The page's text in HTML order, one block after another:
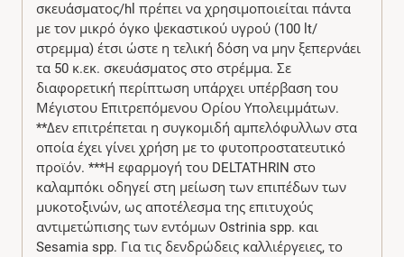
σκευάσματος/hl πρέπει να χρησιμοποιείται πάντα
με τον μικρό όγκο ψεκαστικού υγρού (100 lt/
στρεμμα) έτσι ώστε η τελική δόση να μην ξεπερνάει
τα 50 κ.εκ. σκευάσματος στο στρέμμα. Σε
διαφορετική περίπτωση υπάρχει υπέρβαση του
Μέγιστου Επιτρεπόμενου Ορίου Υπολειμμάτων.
**Δεν επιτρέπεται η συγκομιδή αμπελόφυλλων στα
οποία έχει γίνει χρήση με το φυτοπροστατευτικό
προϊόν. ***Η εφαρμογή του DELTATHRIN στο
καλαμπόκι οδηγεί στη μείωση των επιπέδων των
μυκοτοξινών, ως αποτέλεσμα της επιτυχούς
αντιμετώπισης των εντόμων Ostrinia spp. και
Sesamia spp. Για τις δενδρώδεις καλλιέργειες, το